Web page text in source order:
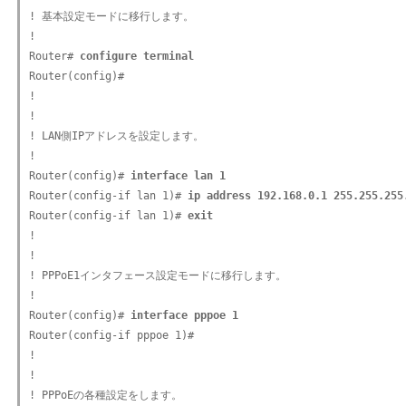
! 基本設定モードに移行します。
!
Router# configure terminal
Router(config)#
!
!
! LAN側IPアドレスを設定します。
!
Router(config)# interface lan 1
Router(config-if lan 1)# ip address 192.168.0.1
Router(config-if lan 1)# exit
!
!
! PPPoE1インタフェース設定モードに移行します。
!
Router(config)# interface pppoe 1
Router(config-if pppoe 1)#
!
!
! PPPoEの各種設定をします。